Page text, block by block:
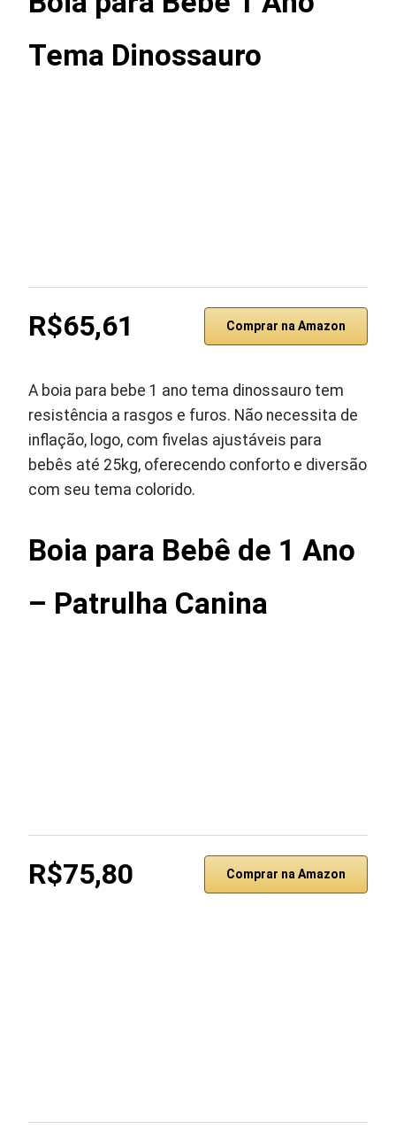
Tema Dinossauro
R$65,61 Comprar na Amazon
A boia para bebe 1 ano tema dinossauro tem
resistência a rasgos e furos. Não necessita de
inflação, logo, com fivelas ajustáveis para
bebês até 25kg, oferecendo conforto e diversão
com seu tema colorido.
Boia para Bebê de 1 Ano
– Patrulha Canina
R$75,80 Comprar na Amazon